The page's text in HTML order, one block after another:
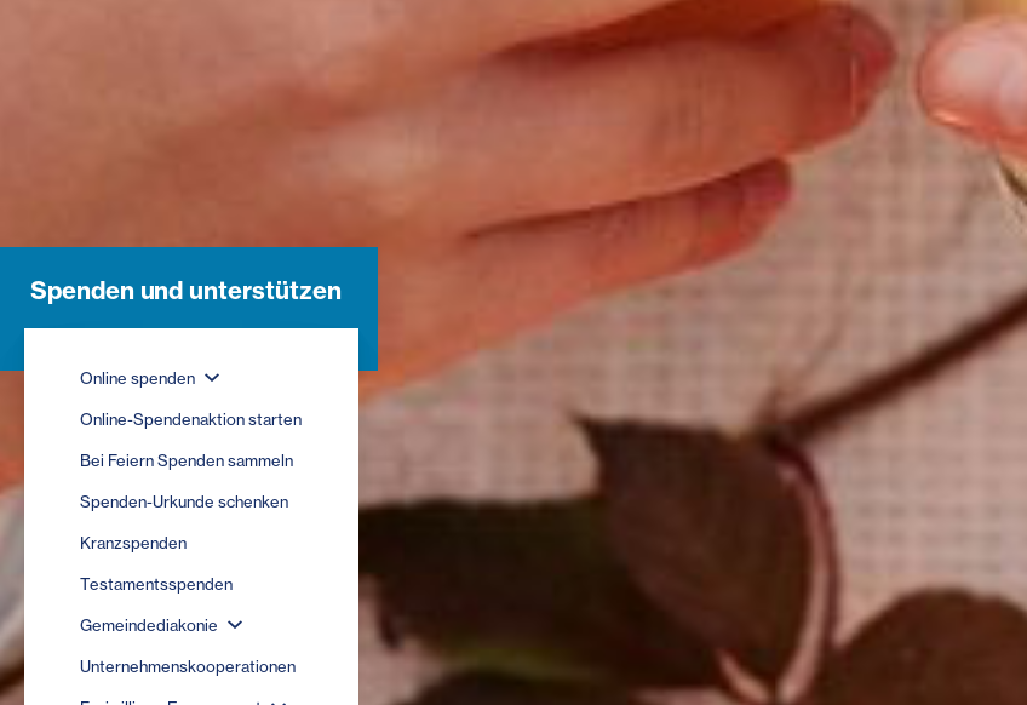
Spenden und unterstützen
Online spenden
Online-Spendenaktion starten
Bei Feiern Spenden sammeln
Spenden-Urkunde schenken
Kranzspenden
Testamentsspenden
Gemeindediakonie
Unternehmenskooperationen